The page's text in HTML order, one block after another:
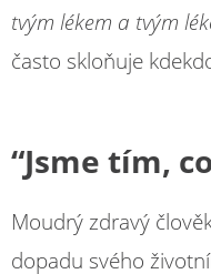
tvým lékem a tvým
často skloňuje
“Jsme tím,
Moudrý zdravý
dopadu svého